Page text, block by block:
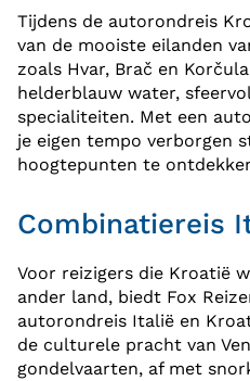
Tijdens de autorondreis
van de mooiste eilanden
zoals Hvar, Brač en
helderblauw water,
specialiteiten. Met een
je eigen tempo verborgen
hoogtepunten te
Combinatiereis
Voor reizigers die Kroatië
ander land, biedt Fox
autorondreis Italië en
de culturele pracht van
gondelvaarten, af met